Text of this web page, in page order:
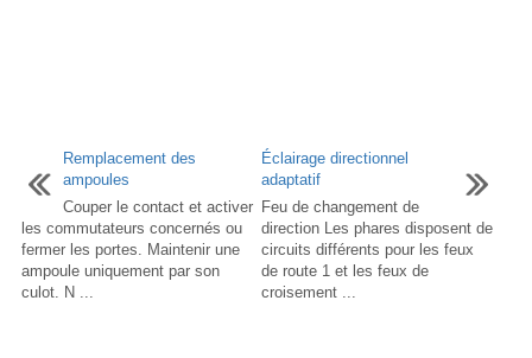
Remplacement des
ampoules
Couper le contact et activer
les commutateurs concernés ou
fermer les portes. Maintenir une
ampoule uniquement par son
culot. N ...
Éclairage directionnel
adaptatif
Feu de changement de
direction Les phares disposent de
circuits différents pour les feux
de route 1 et les feux de
croisement ...